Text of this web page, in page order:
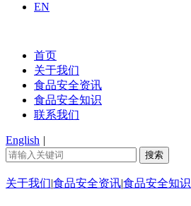
EN
首页
关于我们
食品安全资讯
食品安全知识
联系我们
English |
关于我们|食品安全资讯|食品安全知识